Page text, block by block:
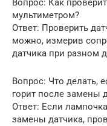
Вопрос: Как
мультиметром?
Ответ: Проверить
можно, измерив
датчика при разном
Вопрос: Что делать,
горит после замены
Ответ: Если
замены датчика,